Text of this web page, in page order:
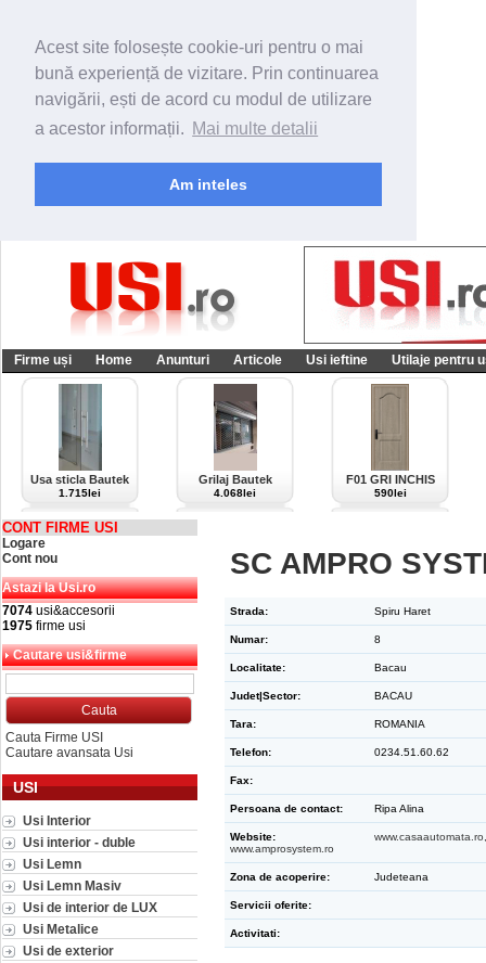
Acest site folosește cookie-uri pentru o mai
bună experiență de vizitare. Prin continuarea
navigării, ești de acord cu modul de utilizare
a acestor informații. Mai multe detalii
Am inteles
Firme uși Home Anunturi Articole Usi ieftine Utilaje pentru
Usa sticla Bautek
1.715lei
Grilaj Bautek
4.068lei
F01 GRI INCHIS
590lei
CONT FIRME USI
Logare
Cont nou
Astazi la Usi.ro
7074 usi&accesorii
1975 firme usi
Cautare usi&firme
Cauta Firme USI
Cautare avansata Usi
USI
Usi Interior
Usi interior - duble
Usi Lemn
Usi Lemn Masiv
Usi de interior de LUX
Usi Metalice
Usi de exterior
SC AMPRO
Strada: Spiru Haret
Numar: 8
Localitate: Bacau
Judet|Sector: BACAU
Tara: ROMANIA
Telefon: 0234.51.60.62
Fax:
Persoana de contact: Ripa Alina
Website:
www.casaautomata.ro,
www.amprosystem.ro
Zona de acoperire: Judeteana
Servicii oferite:
Activitati: